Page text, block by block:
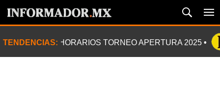
TENDENCIAS: HORARIOS TORNEO APERTURA 2025